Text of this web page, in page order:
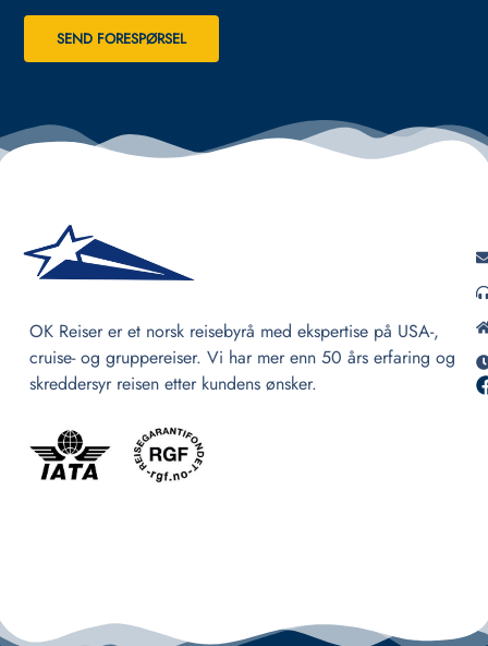
SEND FORESPØRSEL
OK Reiser er et norsk reisebyrå med ekspertise på USA-,
cruise- og gruppereiser. Vi har mer enn 50 års erfaring og
skreddersyr reisen etter kundens ønsker.